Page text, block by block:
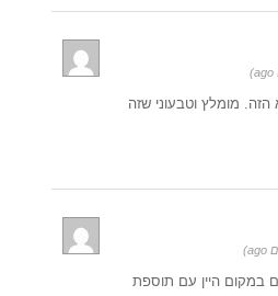
הזה. מומלץ וטבעוני שזה
במקום היין עם תוספת